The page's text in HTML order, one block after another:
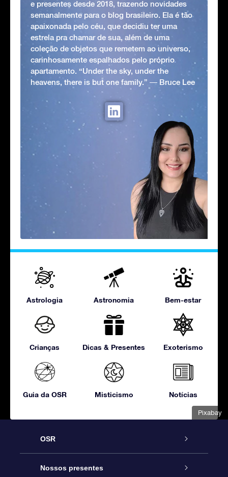
Pixabay
e presentes desde 2018, trazendo novidades
semanalmente para o blog brasileiro. Ela é tão
apaixonada pelo céu, que decidiu ter uma
estrela pra chamar de sua, além de uma
coleção de objetos que remetem ao universo,
carinhosamente espalhados pelo próprio
apartamento. “Under the sky, under the
heavens, there is but one family.” ― Bruce Lee
Astrologia Astronomia Bem-estar
Crianças Dicas & Presentes Exoterismo
Guia da OSR Misticismo Notícias
OSR
Serviço
Nossos presentes